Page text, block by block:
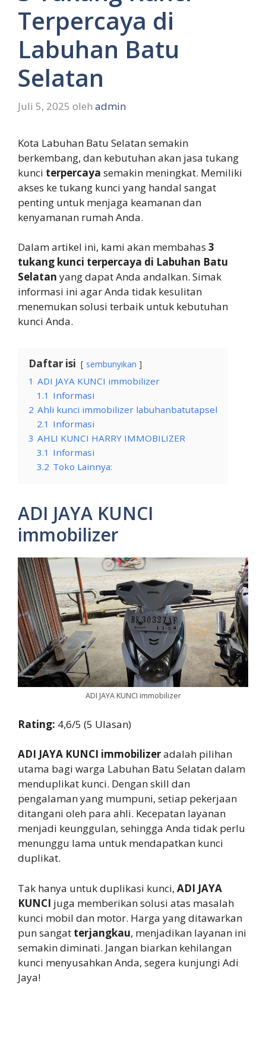
Terpercaya di
Labuhan Batu
Selatan
Juli 5, 2025 oleh admin
Kota Labuhan Batu Selatan semakin
berkembang, dan kebutuhan akan jasa tukang
kunci terpercaya semakin meningkat. Memiliki
akses ke tukang kunci yang handal sangat
penting untuk menjaga keamanan dan
kenyamanan rumah Anda.
Dalam artikel ini, kami akan membahas 3
tukang kunci terpercaya di Labuhan Batu
Selatan yang dapat Anda andalkan. Simak
informasi ini agar Anda tidak kesulitan
menemukan solusi terbaik untuk kebutuhan
kunci Anda.
Daftar isi sembunyikan
1 ADI JAYA KUNCI immobilizer
1.1 Informasi
2 Ahli kunci immobilizer labuhanbatutapsel
2.1 Informasi
3 AHLI KUNCI HARRY IMMOBILIZER
3.1 Informasi
3.2 Toko Lainnya:
ADI JAYA KUNCI
immobilizer
ADI JAYA KUNCI immobilizer
Rating: 4,6/5 (5 Ulasan)
ADI JAYA KUNCI immobilizeradalah pilihan
utama bagi warga Labuhan Batu Selatan dalam
menduplikat kunci. Dengan skill dan
pengalaman yang mumpuni, setiap pekerjaan
ditangani oleh para ahli. Kecepatan layanan
menjadi keunggulan, sehingga Anda tidak perlu
menunggu lama untuk mendapatkan kunci
duplikat.
Tak hanya untuk duplikasi kunci, ADI JAYA
KUNCI juga memberikan solusi atas masalah
kunci mobil dan motor. Harga yang ditawarkan
pun sangat terjangkau, menjadikan layanan ini
semakin diminati. Jangan biarkan kehilangan
kunci menyusahkan Anda, segera kunjungi Adi
Jaya!